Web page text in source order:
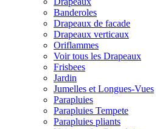
Banderoles
Drapeaux de facade
Drapeaux verticaux
Oriflammes
Voir tous les Drapeaux
Frisbees
Jardin
Jumelles et Longues-Vues
Parapluies
Parapluies Tempete
Parapluies pliants